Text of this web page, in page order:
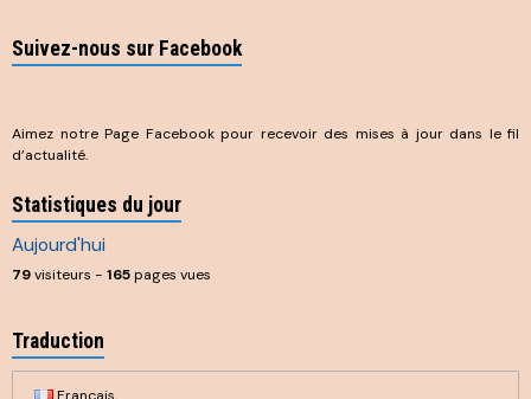
Suivez-nous sur Facebook
Aimez notre Page Facebook pour recevoir des mises à jour dans le fil
d’actualité.
Statistiques du jour
Aujourd'hui
79visiteurs - 165pages vues
Traduction